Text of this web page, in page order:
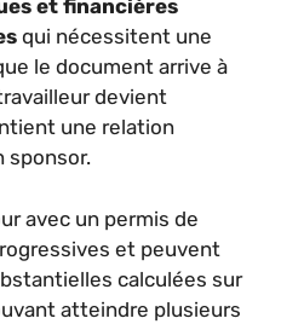
et financières
qui nécessitent une
le document arrive à
devient
une relation
sponsor.
avec un permis de
et peuvent
calculées sur
atteindre plusieurs